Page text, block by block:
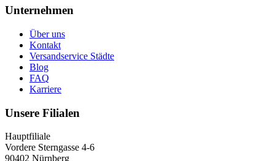
Unternehmen
Über uns
Kontakt
Versandservice Städte
Blog
FAQ
Karriere
Unsere Filialen
Hauptfiliale
Vordere Sterngasse 4-6
90402 Nürnberg